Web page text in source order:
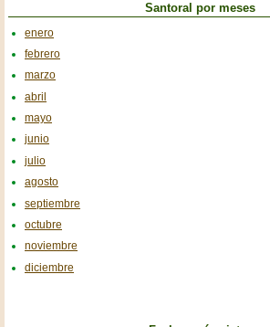
Santoral por meses
enero
febrero
marzo
abril
mayo
junio
julio
agosto
septiembre
octubre
noviembre
diciembre